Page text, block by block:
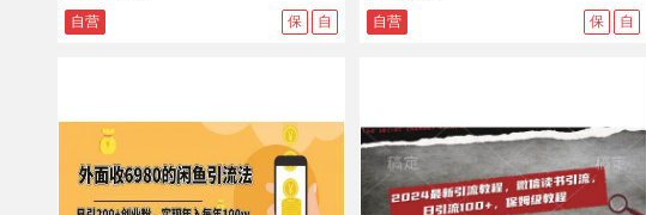
自营 自
保 自营 自
保